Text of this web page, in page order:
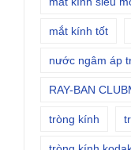
mắt kính tốt
nước ngâm áp
RAY-BAN
tròng kính